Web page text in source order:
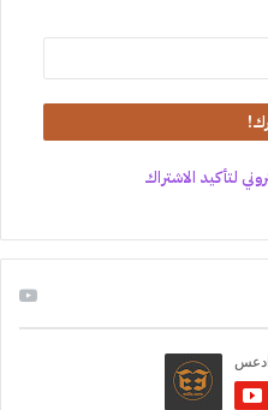
لتأكيد الاشتراك